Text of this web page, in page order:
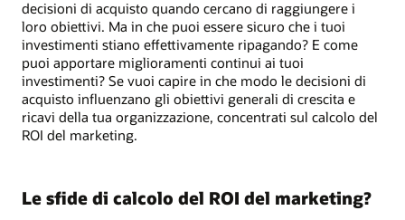
decisioni di acquisto quando cercano di raggiungere i
loro obiettivi. Ma in che puoi essere sicuro che i tuoi
investimenti stiano effettivamente ripagando? E come
puoi apportare miglioramenti continui ai tuoi
investimenti? Se vuoi capire in che modo le decisioni di
acquisto influenzano gli obiettivi generali di crescita e
ricavi della tua organizzazione, concentrati sul calcolo del
ROI del marketing.
Le sfide di calcolo del ROI del marketing?